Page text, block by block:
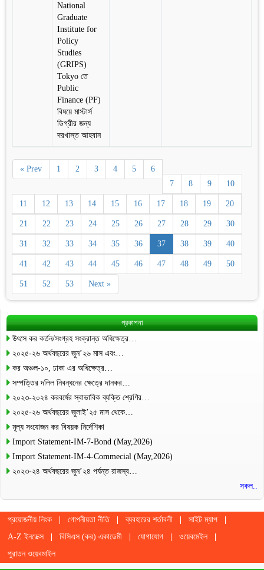
National
Graduate
Institute for
Policy
Studies
(GRIPS)
Tokyo তে
Public
Finance (PF)
বিষয়ে মাস্টার্স
ডিগ্রীর জন্য
দরখাস্ত আহবান
« Prev 1 2 3 4 5
6
7
8 9 10
11 12 13 14 15 16 17 18 19 20
21 22 23 24 25 26 27 28 29 30
31 32 33 34 35 36 37 38 39 40
41 42 43 44 45 46 47 48 49 50
51 52 53 Next »
প্রকাশনা
উৎসে কর কর্তন/সংগ্রহ সংক্রান্ত অধিক্ষেত্র…
২০২৫-২৬ অর্থবছরের জুন’২৬ মাস এবং…
কর অঞ্চল-১০, ঢাকা এর অধিক্ষেত্র…
সম্পত্তির দলিল নিবন্ধনের ক্ষেত্রে দানকর…
২০২৩-২০২৪ করবর্ষের স্বাভাবিক ব্যক্তি শ্রেণির…
২০২৫-২৬ অর্থবছরের জুলাই’২৫ মাস থেকে…
মূল্য সংযোজন কর বিষয়ক নির্দেশিকা
Import Statement-IM-7-Bond (May,2026)
Import Statement-IM-4-Commecial (May,2026)
২০২৩-২৪ অর্থবছরের জুন’২৪ পর্যন্ত রাজস্ব…
সকল..
প্রয়োজনীয় লিংক গোপনীয়তা নীতি ব্যবহারের শর্তাবলী
সাইট ম্যাপ
A-Z ইনডেক্স
বিসিএস (কর) একাডেমী যোগাযোগ
ওয়েবমেইল
পুরাতন ওয়েবমাইল